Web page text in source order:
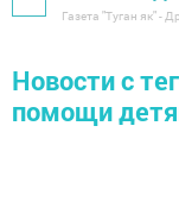
Газета "Туган як" -
Новости с
помощи